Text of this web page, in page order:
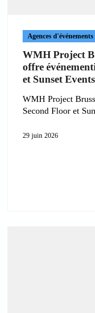
Agences d'événements
WMH Project
offre
et Sunset Events
WMH Project
Second Floor et
29 juin 2026